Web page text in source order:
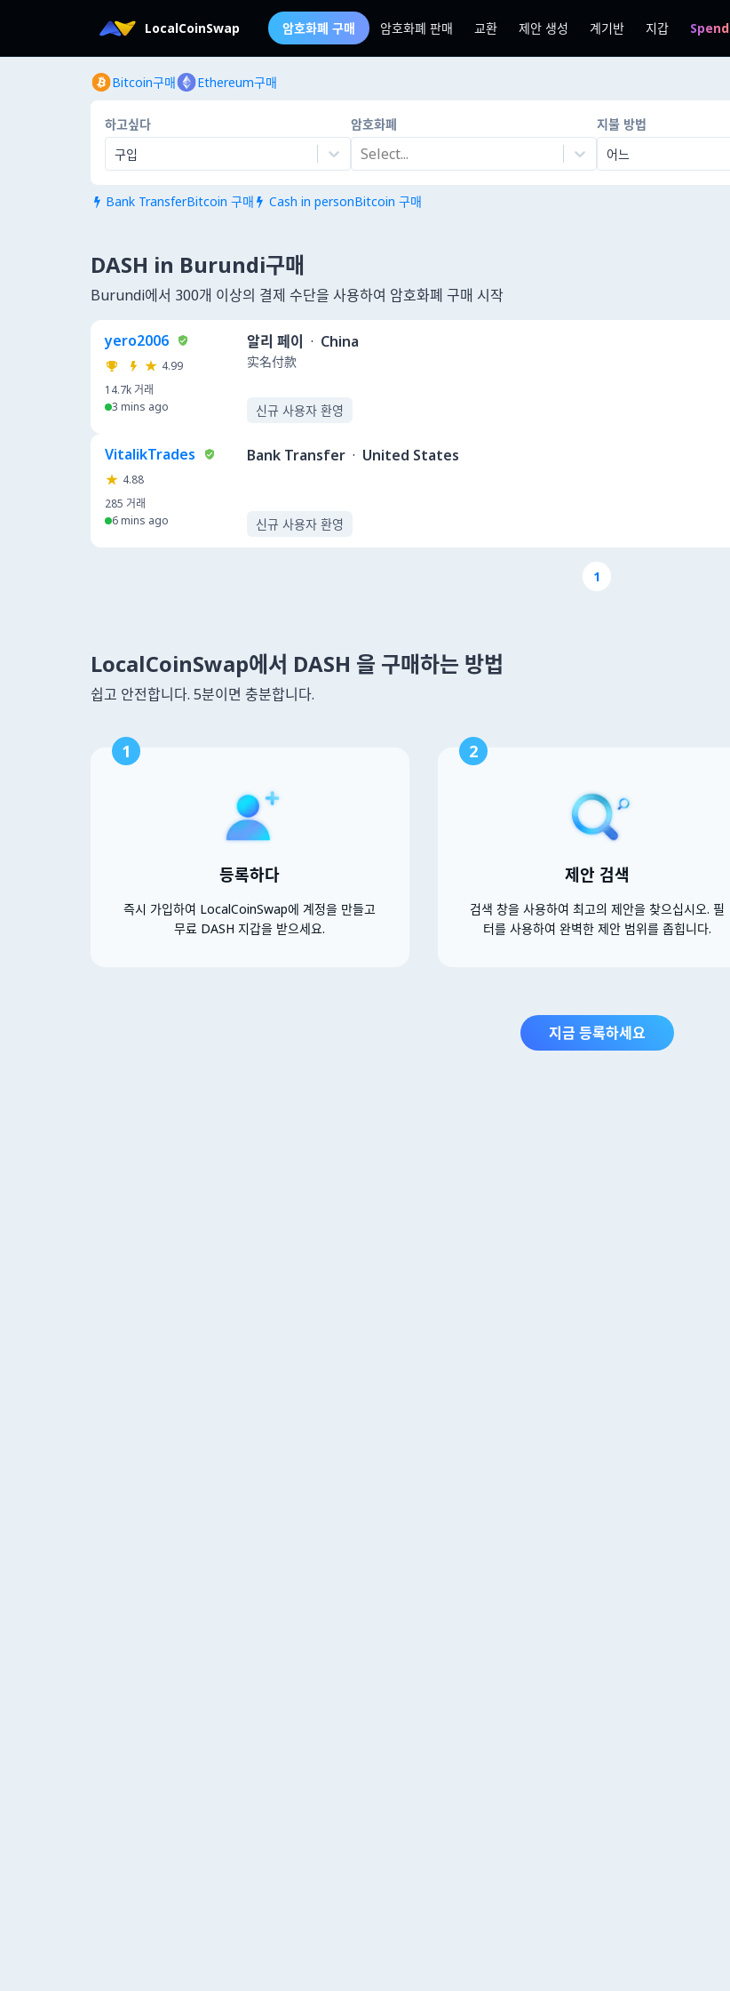
LocalCoinSwap 암호화폐 구매 암호화폐 판매 교환 제안 생성 계기반 지갑 Spend
Bitcoin구매 Ethereum구매
하고싶다
구입
암호화폐
Select...
지불 방법
어느
 Bank TransferBitcoin 구매  Cash in personBitcoin 구매
DASH in Burundi구매
Burundi에서 300개 이상의 결제 수단을 사용하여 암호화폐 구매 시작
yero2006
4.99
14.7k 거래
3 mins ago
알리 페이 · China
实名付款
신규 사용자 환영
VitalikTrades
4.88
285 거래
6 mins ago
Bank Transfer · United States
신규 사용자 환영
1
LocalCoinSwap에서 DASH 을 구매하는 방법
쉽고 안전합니다. 5분이면 충분합니다.
1
등록하다
즉시 가입하여 LocalCoinSwap에 계정을 만들고
무료 DASH 지갑을 받으세요.
2
제안 검색
검색 창을 사용하여 최고의 제안을 찾으십시오. 필
터를 사용하여 완벽한 제안 범위를 좁힙니다.
지금 등록하세요